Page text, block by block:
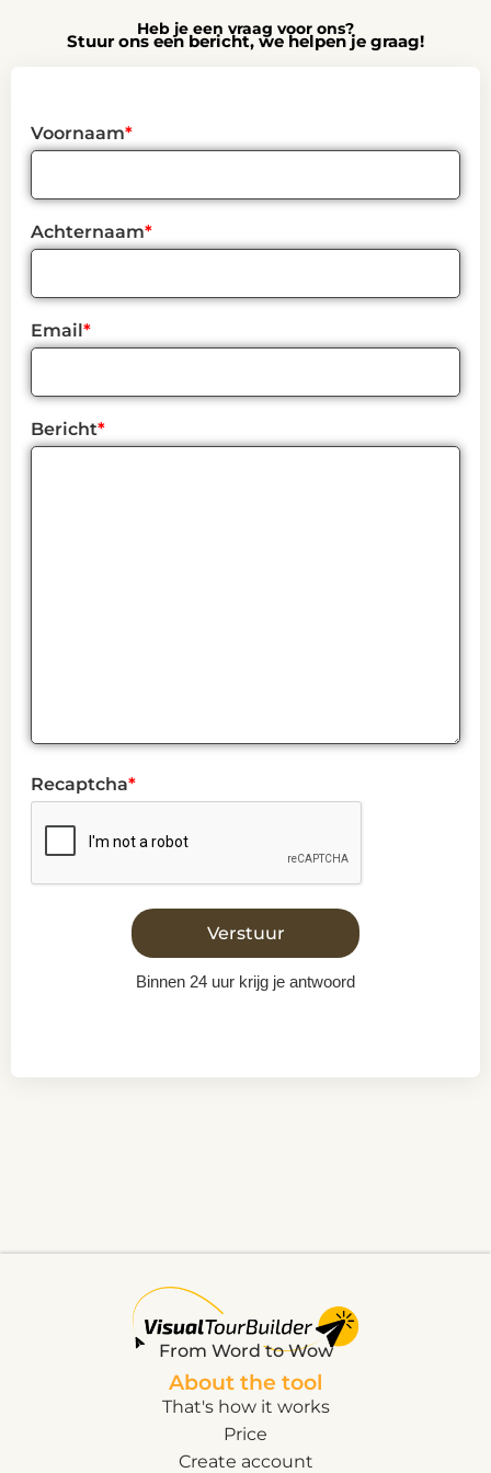
Heb je een vraag voor ons?
Stuur ons een bericht, we helpen je graag!
Voornaam*
Achternaam*
Email*
Bericht*
Recaptcha*
Binnen 24 uur krijg je antwoord
From Word to Wow
About the tool
That's how it works
Price
Create account